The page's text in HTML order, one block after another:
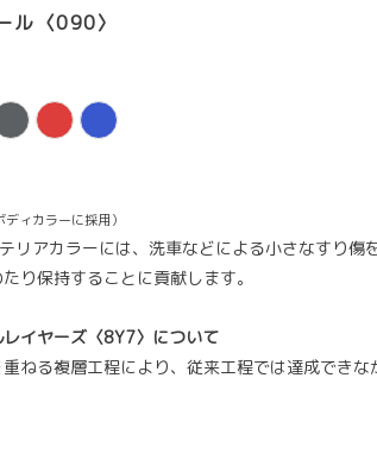
ル〈090〉
ディカラーに採用）
リアカラーには、洗車などによる小さなすり
り保持することに貢献します。
イヤーズ〈8Y7〉について
重ねる複層工程により、従来工程では達成でき